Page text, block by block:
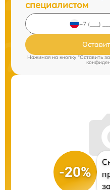
специалистом
Нажимая на кнопку "Оставить
-20%